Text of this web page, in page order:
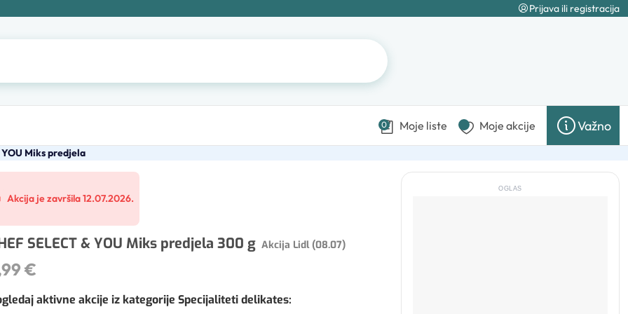
Prijava ili registracija
0 Moje liste Moje akcije Važno
YOU Miks predjela
Akcija je završila 12.07.2026.
SELECT & YOU Miks predjela 300 g Akcija Lidl (08.07)
€
aktivne akcije iz kategorije Specijaliteti delikates:
OGLAS